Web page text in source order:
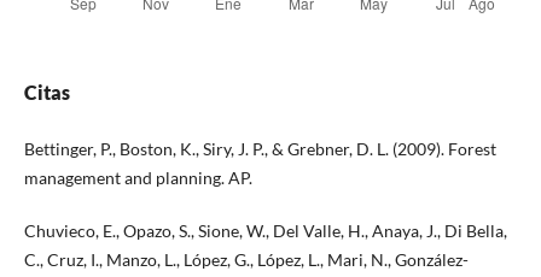
Citas
Bettinger, P., Boston, K., Siry, J. P., & Grebner, D. L. (2009). Forest
management and planning. AP.
Chuvieco, E., Opazo, S., Sione, W., Del Valle, H., Anaya, J., Di Bella,
C., Cruz, I., Manzo, L., López, G., López, L., Mari, N., González-